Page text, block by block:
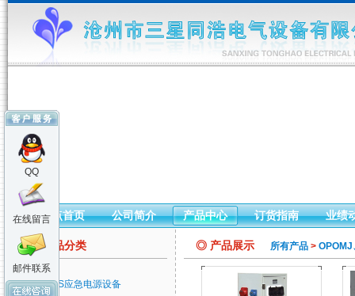
站点首页 公司简介 产品中心 订货指南 业绩
◎ 产品分类
EPS应急电源设备
◎ 产品展示 所有产品 > OPOMJ
QQ
在线留言
邮件联系